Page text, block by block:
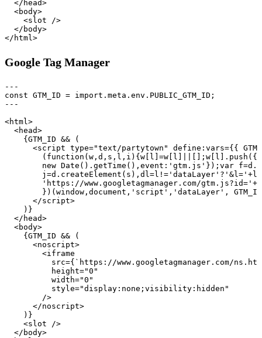
  </head>
  <body>
    <slot />
  </body>
Google Tag Manager
---
const GTM_ID = import.meta.env.PUBLIC_GTM_ID;
---
<html>
  <head>
    {GTM_ID && (
<script type="text/partytown" define:vars={{
new Date().getTime(),event:'gtm.js'});var
'https://www.googletagmanager.com/
})(window,document,'script','dataLayer',
      </script>
    )}
  </head>
  <body>
    {GTM_ID && (
      <noscript>
        <iframe
src={`https://www.googletagmanager.com/
          height="0"
          width="0"
          style="display:none;visibility:hidden"
        />
      </noscript>
    )}
    <slot />
  </body>